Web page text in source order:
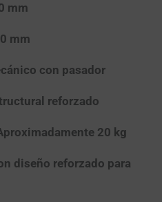
mm
mm
con pasador
reforzado
20 kg
diseño reforzado para